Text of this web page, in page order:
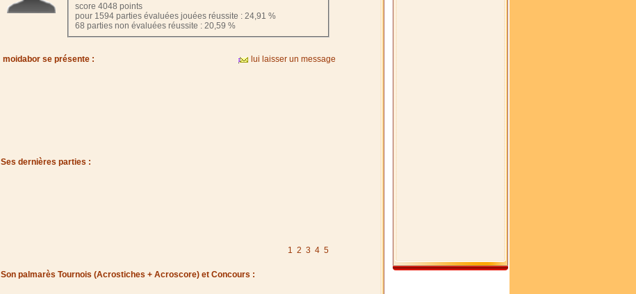
score 4048 points
pour 1594 parties évaluées jouées réussite : 24,91 %
68 parties non évaluées réussite : 20,59 %
moidabor se présente : lui laisser un message
Ses dernières parties :
1 2 3 4 5
Son palmarès Tournois (Acrostiches + Acroscore) et Concours :